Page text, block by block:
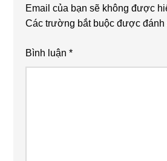
Email của bạn sẽ không được
Các trường bắt buộc được
Bình luận*